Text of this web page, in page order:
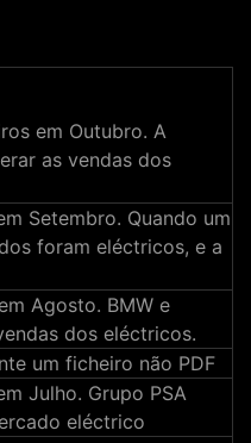
em Outubro. A
as vendas dos
Setembro. Quando um
foram eléctricos, e a
Agosto. BMW e
dos eléctricos.
um ficheiro não PDF
Julho. Grupo PSA
eléctrico